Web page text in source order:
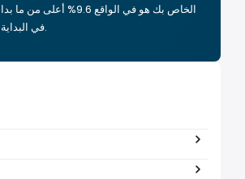
الخاص بك هو في الواقع 9.6% أعلى من ما بدا
في البداية.